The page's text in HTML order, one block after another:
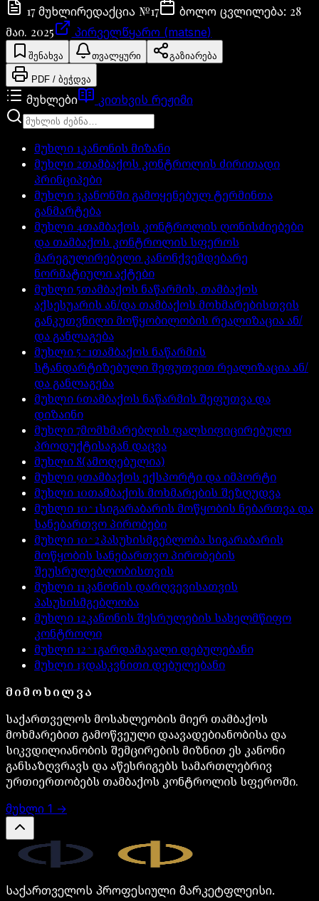
17 მუხლირედაქცია №17 ბოლო ცვლილება: 28
მაი. 2025
პირველწყარო (matsne)
შენახვა თვალყური გაზიარება
PDF / ბეჭდვა
მუხლები კითხვის რეჟიმი
მუხლი 1კანონის მიზანი
მუხლი 2თამბაქოს კონტროლის ძირითადი
პრინციპები
მუხლი3კანონში გამოყენებულ ტერმინთა
განმარტება
მუხლი 4თამბაქოს კონტროლის ღონისძიებები
და თამბაქოს კონტროლის სფეროს
მარეგულირებელი კანონქვემდებარე
ნორმატიული აქტები
მუხლი 5თამბაქოს ნაწარმის, თამბაქოს
აქსესუარის ან/და თამბაქოს მოხმარებისთვის
განკუთვნილი მოწყობილობის რეალიზაცია ან/
და განლაგება
მუხლი 5^1თამბაქოს ნაწარმის
სტანდარტიზებული შეფუთვით რეალიზაცია ან/
და განლაგება
მუხლი 6თამბაქოს ნაწარმის შეფუთვა და
დიზაინი
მუხლი7მომხმარებლის ფალსიფიცირებული
პროდუქტისაგან დაცვა
მუხლი 8(ამოღებულია)
მუხლი 9თამბაქოს ექსპორტი და იმპორტი
მუხლი 10თამბაქოს მოხმარების შეზღუდვა
მუხლი 10^1სიგარაბარის მოწყობის ნებართვა და
სანებართვო პირობები
მუხლი 10^2პასუხისმგებლობა სიგარაბარის
მოწყობის სანებართვო პირობების
შეუსრულებლობისთვის
მუხლი 11კანონის დარღვევისათვის
პასუხისმგებლობა
მუხლი 12კანონის შესრულების სახელმწიფო
კონტროლი
მუხლი 12^1გარდამავალი დებულებანი
მუხლი 13დასკვნითი დებულებანი
ᲛᲘᲛᲝᲮᲘᲚᲕᲐ
საქართველოს მოსახლეობის მიერ თამბაქოს
მოხმარებით გამოწვეული დაავადებიანობისა და
სიკვდილიანობის შემცირების მიზნით ეს კანონი
განსაზღვრავს და აწესრიგებს სამართლებრივ
ურთიერთობებს თამბაქოს კონტროლის სფეროში.
მუხლი 1 →
საქართველოს პროფესიული მარკეტფლეისი.